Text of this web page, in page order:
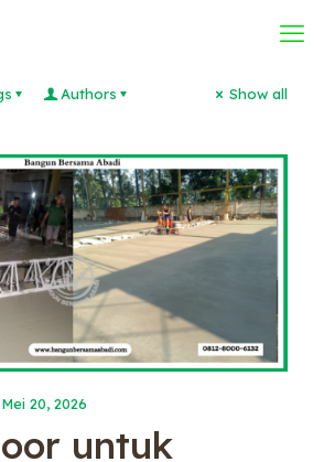
Authors Show all
Mei 20, 2026
untuk